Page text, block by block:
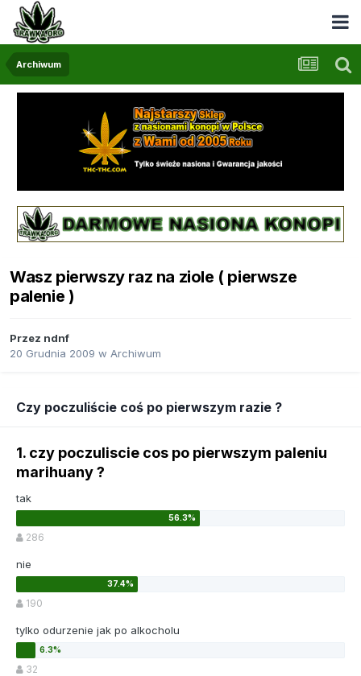
Archiwum
Wasz pierwszy raz na ziole ( pierwsze
palenie )
Przez ndnf
20 Grudnia 2009 w Archiwum
Czy poczuliście coś po pierwszym razie ?
1. czy poczuliscie cos po pierwszym paleniu
marihuany ?
tak
286
nie
190
tylko odurzenie jak po alkocholu
32